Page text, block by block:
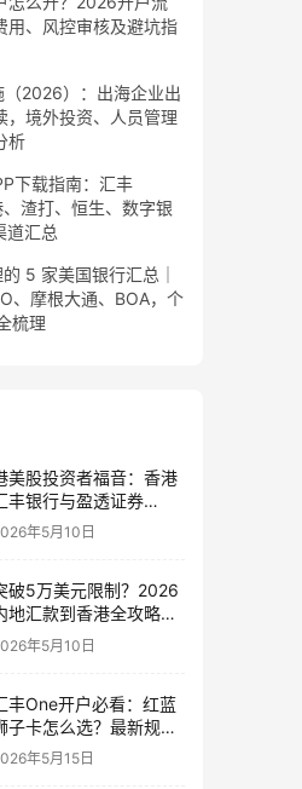
用、风控审核及避坑指
2026）：出海企业出
，境外投资、人员管理
析
下载指南：汇丰
渣打、恒生、数字银
道汇总
5 家美国银行汇总｜
、摩根大通、BOA，个
梳理
美股投资者福音：香港
丰银行与盈透证券
IBKR）绑定入金全流
年5月10日
破5万美元限制？2026
地汇款到香港全攻略：
合法路径、手续费对
比与避坑指南
年5月10日
丰One开户必看：红蓝
子卡怎么选？最新规则
办攻略+5个避坑指南
年5月15日